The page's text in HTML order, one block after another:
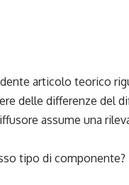
articolo teorico
delle differenze del
assume una
tipo di componente?